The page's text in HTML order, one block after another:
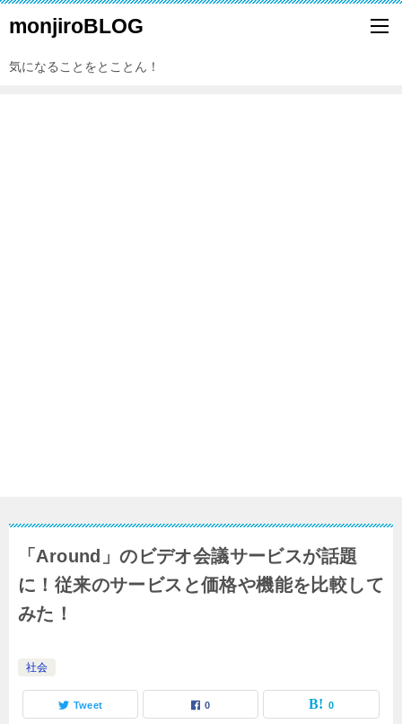
monjiroBLOG
気になることをとことん！
「Around」のビデオ会議サービスが話題
に！従来のサービスと価格や機能を比較して
みた！
社会
Tweet 0 0